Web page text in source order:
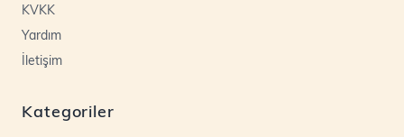
KVKK
Yardım
İletişim
Kategoriler